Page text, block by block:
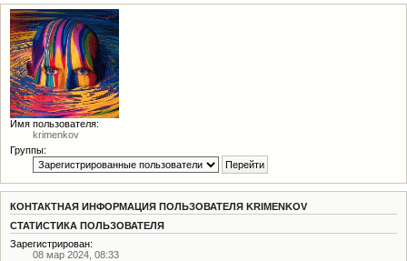
Имя пользователя:
krimenkov
Группы:
КОНТАКТНАЯ ИНФОРМАЦИЯ ПОЛЬЗОВАТЕЛЯ KRIMENKOV
СТАТИСТИКА ПОЛЬЗОВАТЕЛЯ
Зарегистрирован:
08 мар 2024, 08:33